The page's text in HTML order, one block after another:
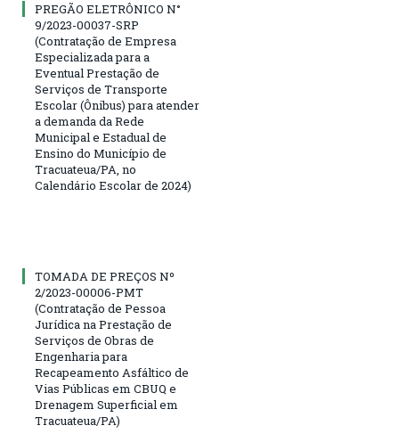
PREGÃO ELETRÔNICO N°
9/2023-00037-SRP
(Contratação de Empresa
Especializada para a
Eventual Prestação de
Serviços de Transporte
Escolar (Ônibus) para atender
a demanda da Rede
Municipal e Estadual de
Ensino do Município de
Tracuateua/PA, no
Calendário Escolar de 2024)
TOMADA DE PREÇOS Nº
2/2023-00006-PMT
(Contratação de Pessoa
Jurídica na Prestação de
Serviços de Obras de
Engenharia para
Recapeamento Asfáltico de
Vias Públicas em CBUQ e
Drenagem Superficial em
Tracuateua/PA)